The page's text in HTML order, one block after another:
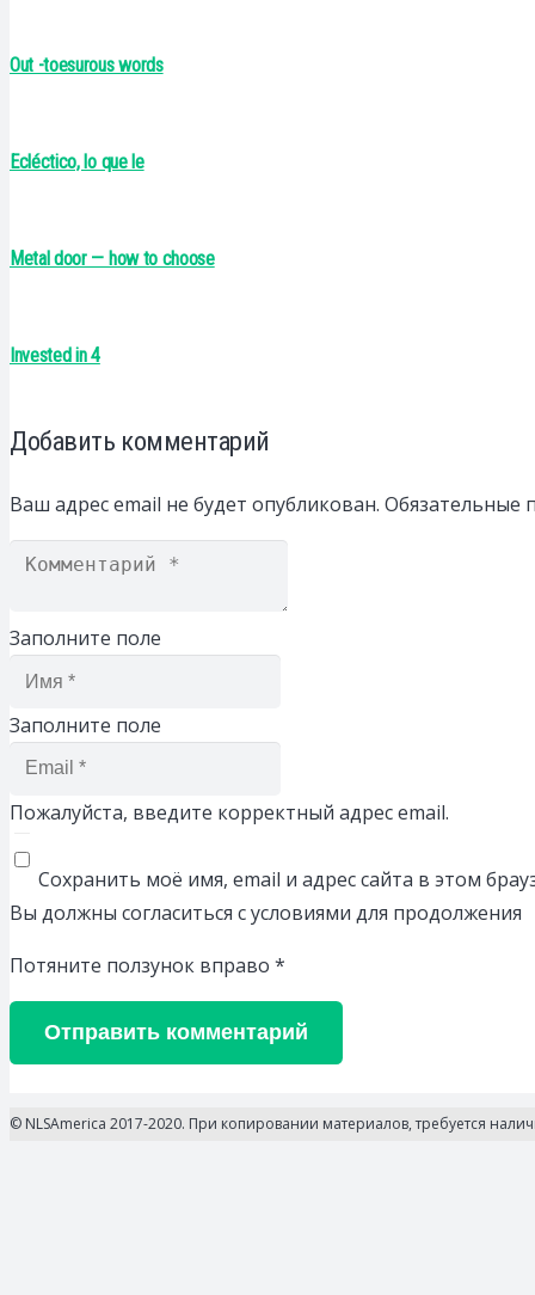
Out -toesurous words
Ecléctico, lo que le
Metal door — how to choose
Invested in 4
Добавить комментарий
Ваш адрес email не будет опубликован. Обязательные
Заполните поле
Заполните поле
Пожалуйста, введите корректный адрес email.
Сохранить моё имя, email и адрес сайта в этом
Вы должны согласиться с условиями для продолжения
Потяните ползунок вправо *
Отправить комментарий
© NLSAmerica 2017-2020. При копировании материалов, требуется